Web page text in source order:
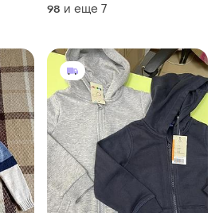
98 и еще 7